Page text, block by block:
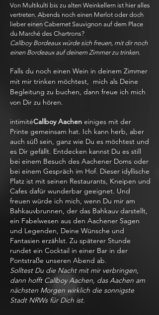
Von Multikulti bis zu alten Weinkellern ist hier alles
vertreten. Abends noch einen Merlot oder doch
lieber einen Cabernet Sauvignon auf dem Place
du Marché des Chartrons?
Callboy Bordeaux würde sich freuen, mit dir noch
einen Bordeaux auf deinem Zimmer zu trinken.
Falls du noch einen Wein in deinem Zimmer
mit mir trinken möchtest, mich als Deine
Begleitung zu buchen, dann freue ich mich
von Dir zu hören.
intimitéCallboy Aachen einiges mit der
Printe gemeinsam hat. Ich kann herb, aber
auch süß sein, ganz wie Du es möchtest und
es Dir gefällt. Entdecken kannst Du es still
bei einem Besuch des Aachener Doms oder
bei einem Gespräch im Hof. Dieser idyllische
Platz ist mit seinen Restaurants, Kneipen und
Cafes dafür wunderbar geeignet. Und
freuen würde ich mich, wenn Du mir am
Bahkauvbrunnen, der das Bahkauv darstellt,
ein Fabelwesen aus den Aachener Sagen
und Legenden, Deine Wünsche und
Fantasien erzählst. Zu späterer Stunde
rundet ein Cocktail in einer Bar in der
Pontstraße unseren Abend ab.
Solltest Du die Nacht mit mir verbringen,
dann hofft Callboy Aachen, das Aachen am
nächsten Morgen wirklich die sonnigste
Stadt NRWs für Dich ist.